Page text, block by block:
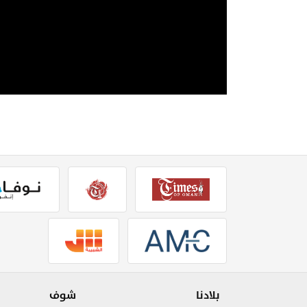
بلادنا شوف